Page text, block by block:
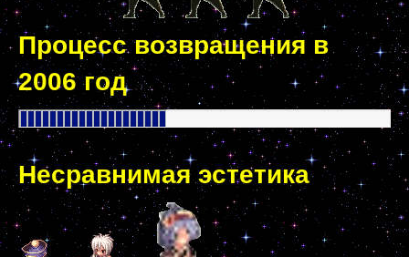
Процесс возвращения в
2006 год
Несравнимая эстетика